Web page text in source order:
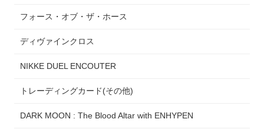
フォース・オブ・ザ・ホース
ディヴァインクロス
NIKKE DUEL ENCOUTER
トレーディングカード(その他)
DARK MOON : The Blood Altar with ENHYPEN